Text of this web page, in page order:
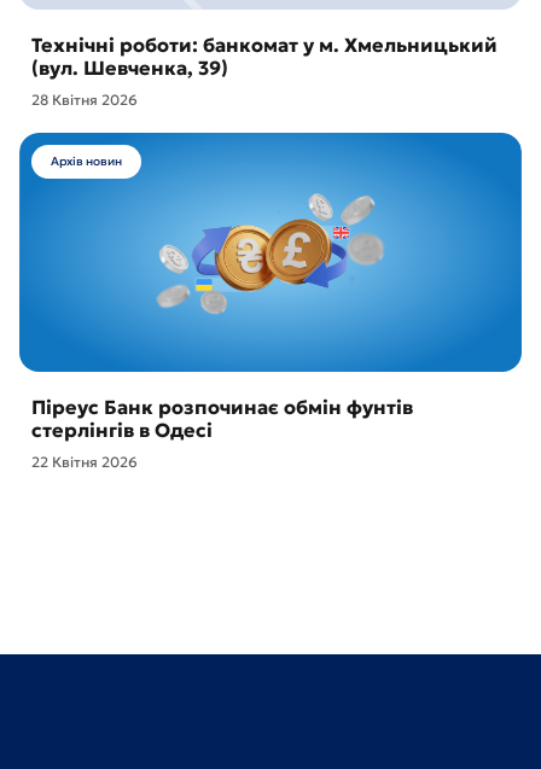
Технічні роботи: банкомат у м. Хмельницький
(вул. Шевченка, 39)
28 Квітня 2026
Архів новин
Піреус Банк розпочинає обмін фунтів
стерлінгів в Одесі
22 Квітня 2026